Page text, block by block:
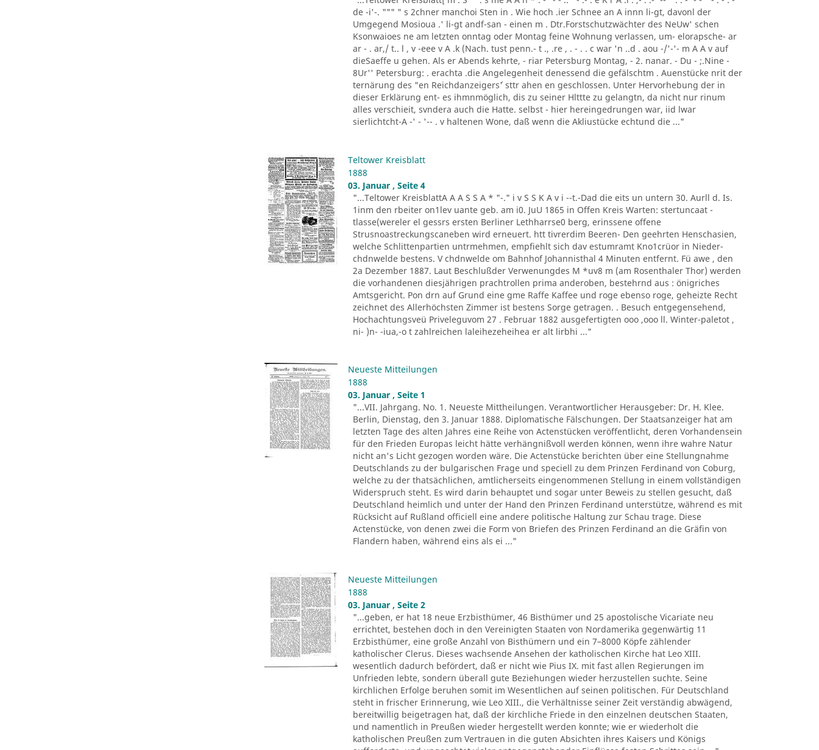
de -i'-. """ " s 2chner manchoi Sten in . Wie hoch .ier Schnee an A innn li-gt, davonl der
Umgegend Mosioua .' li-gt andf-san - einen m . Dtr.Forstschutzwächter des NeUw' schen
Ksonwaioes ne am letzten onntag oder Montag feine Wohnung verlassen, um- elorapsche- ar
ar - . ar,/ t.. l , v -eee v A .k (Nach. tust penn.- t ., .re , . - . . c war 'n ..d . aou -/'-'- m A A v auf
dieSaeffe u gehen. Als er Abends kehrte, - riar Petersburg Montag, - 2. nanar. - Du - ;.Nine -
8Ur'' Petersburg: . erachta .die Angelegenheit denessend die gefälschtm . Auenstücke nrit der
ternärung des "en Reichdanzeigers´' sttr ahen en geschlossen. Unter Hervorhebung der in
dieser Erklärung ent- es ihmnmöglich, dis zu seiner Hlttte zu gelangtn, da nicht nur rinum
alles verschieit, svndera auch die Hatte. selbst - hier hereingedrungen war, iid lwar
sierlichtcht-A -' - '-- . v haltenen Wone, daß wenn die Akliustücke echtund die ..."
Teltower Kreisblatt
1888
03. Januar , Seite 4
"...Teltower KreisblattA A A S S A * "-." i v S S K A v i --t.-Dad die eits un untern 30. Aurll d. Is.
1inm den rbeiter on1lev uante geb. am i0. JuU 1865 in Offen Kreis Warten: stertuncaat -
tlasse(wereler el gessrs ersten Berliner Lethharrse0 berg, erinssene offene
Strusnoastreckungscaneben wird erneuert. htt tivrerdim Beeren- Den geehrten Henschasien,
welche Schlittenpartien untrmehmen, empfiehlt sich dav estumramt Kno1crüor in Nieder-
chdnwelde bestens. V chdnwelde om Bahnhof Johannisthal 4 Minuten entfernt. Fü awe , den
2a Dezember 1887. Laut Beschlußder Verwenungdes M *uv8 m (am Rosenthaler Thor) werden
die vorhandenen diesjährigen prachtrollen prima anderoben, bestehrnd aus : önigriches
Amtsgericht. Pon drn auf Grund eine gme Raffe Kaffee und roge ebenso roge, geheizte Recht
zeichnet des Allerhöchsten Zimmer ist bestens Sorge getragen. . Besuch entgegensehend,
Hochachtungsveü Priveleguvom 27 . Februar 1882 ausgefertigten ooo ,ooo ll. Winter-paletot ,
ni- )n- -iua,-o t zahlreichen laleihezeheihea er alt lirbhi ..."
Neueste Mitteilungen
1888
03. Januar , Seite 1
"...VII. Jahrgang. No. 1. Neueste Mittheilungen. Verantwortlicher Herausgeber: Dr. H. Klee.
Berlin, Dienstag, den 3. Januar 1888. Diplomatische Fälschungen. Der Staatsanzeiger hat am
letzten Tage des alten Jahres eine Reihe von Actenstücken veröffentlicht, deren Vorhandensein
für den Frieden Europas leicht hätte verhängnißvoll werden können, wenn ihre wahre Natur
nicht an's Licht gezogen worden wäre. Die Actenstücke berichten über eine Stellungnahme
Deutschlands zu der bulgarischen Frage und speciell zu dem Prinzen Ferdinand von Coburg,
welche zu der thatsächlichen, amtlicherseits eingenommenen Stellung in einem vollständigen
Widerspruch steht. Es wird darin behauptet und sogar unter Beweis zu stellen gesucht, daß
Deutschland heimlich und unter der Hand den Prinzen Ferdinand unterstütze, während es mit
Rücksicht auf Rußland officiell eine andere politische Haltung zur Schau trage. Diese
Actenstücke, von denen zwei die Form von Briefen des Prinzen Ferdinand an die Gräfin von
Flandern haben, während eins als ei ..."
Neueste Mitteilungen
1888
03. Januar , Seite 2
"...geben, er hat 18 neue Erzbisthümer, 46 Bisthümer und 25 apostolische Vicariate neu
errichtet, bestehen doch in den Vereinigten Staaten von Nordamerika gegenwärtig 11
Erzbisthümer, eine große Anzahl von Bisthümern und ein 7–8000 Köpfe zählender
katholischer Clerus. Dieses wachsende Ansehen der katholischen Kirche hat Leo XIII.
wesentlich dadurch befördert, daß er nicht wie Pius IX. mit fast allen Regierungen im
Unfrieden lebte, sondern überall gute Beziehungen wieder herzustellen suchte. Seine
kirchlichen Erfolge beruhen somit im Wesentlichen auf seinen politischen. Für Deutschland
steht in frischer Erinnerung, wie Leo XIII., die Verhältnisse seiner Zeit verständig abwägend,
bereitwillig beigetragen hat, daß der kirchliche Friede in den einzelnen deutschen Staaten,
und namentlich in Preußen wieder hergestellt werden konnte; wie er wiederholt die
katholischen Preußen zum Vertrauen in die guten Absichten ihres Kaisers und Königs